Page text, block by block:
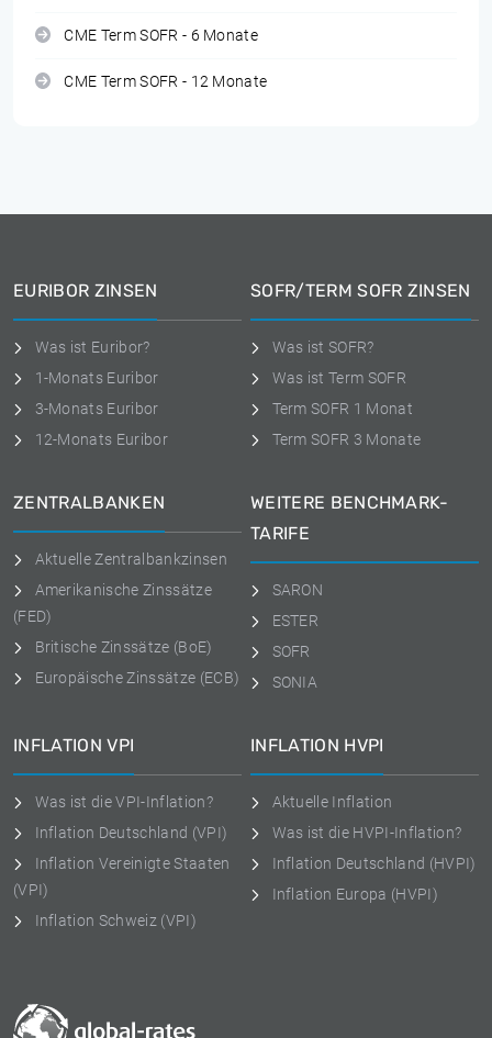
CME Term SOFR - 6 Monate
CME Term SOFR - 12 Monate
EURIBOR ZINSEN
Was ist Euribor?
1-Monats Euribor
3-Monats Euribor
12-Monats Euribor
SOFR/TERM SOFR ZINSEN
Was ist SOFR?
Was ist Term SOFR
Term SOFR 1 Monat
Term SOFR 3 Monate
ZENTRALBANKEN
Aktuelle Zentralbankzinsen
Amerikanische Zinssätze
(FED)
Britische Zinssätze (BoE)
Europäische Zinssätze (ECB)
WEITERE BENCHMARK-
TARIFE
SARON
ESTER
SOFR
SONIA
INFLATION VPI
Was ist die VPI-Inflation?
Inflation Deutschland (VPI)
Inflation Vereinigte Staaten
(VPI)
Inflation Schweiz (VPI)
INFLATION HVPI
Aktuelle Inflation
Was ist die HVPI-Inflation?
Inflation Deutschland (HVPI)
Inflation Europa (HVPI)